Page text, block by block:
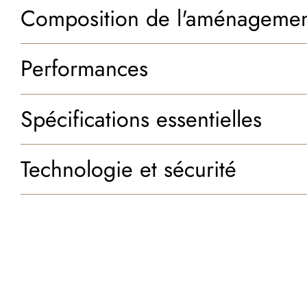
Composition de
Performances
Spécifications essentielles
Technologie et sécurité